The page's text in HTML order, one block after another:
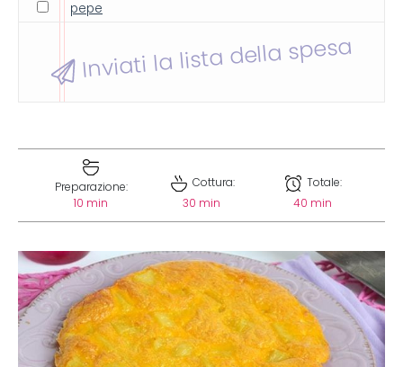
pepe
Inviati la lista della spesa
Preparazione:
10 min
Cottura:
30 min
Totale:
40 min